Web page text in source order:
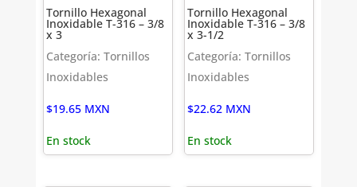
Tornillo Hexagonal
Inoxidable T-316 – 3/8
x 3
Categoría: Tornillos
Inoxidables
$19.65 MXN
En stock
Tornillo Hexagonal
Inoxidable T-316 – 3/8
x 3-1/2
Categoría: Tornillos
Inoxidables
$22.62 MXN
En stock